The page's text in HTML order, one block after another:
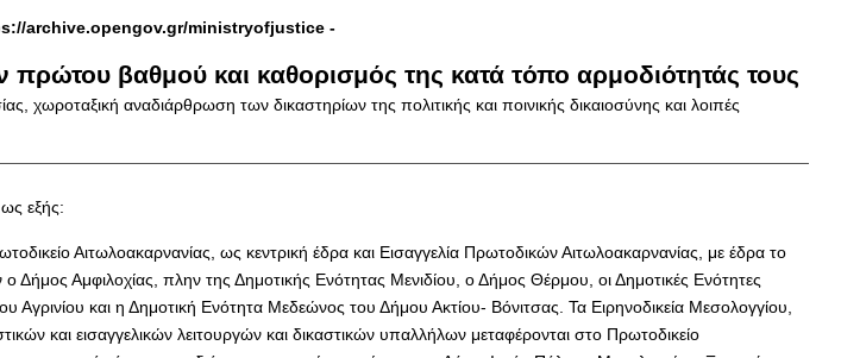
archive.opengov.gr/ministryofjustice -
βαθμού και καθορισμός της κατά τόπο αρμοδιότητάς τους
χωροταξική αναδιάρθρωση των δικαστηρίων της πολιτικής και ποινικής δικαιοσύνης και λοιπές
εξής:
Αιτωλοακαρνανίας, ως κεντρική έδρα και Εισαγγελία Πρωτοδικών Αιτωλοακαρνανίας, με έδρα το
Δήμος Αμφιλοχίας, πλην της Δημοτικής Ενότητας Μενιδίου, ο Δήμος Θέρμου, οι Δημοτικές Ενότητες
και η Δημοτική Ενότητα Μεδεώνος του Δήμου Ακτίου- Βόνιτσας. Τα Ειρηνοδικεία Μεσολογγίου,
και εισαγγελικών λειτουργών και δικαστικών υπαλλήλων μεταφέρονται στο Πρωτοδικείο